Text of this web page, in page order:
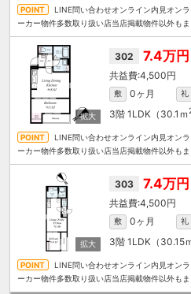
LINE問い合わせオンライン内見オン
ーカー物件多数取り扱い店当店掲載物件以外も
302 7.4万円
4,500円
敷 0ヶ月 礼
3階 1LDK（30.1ｍ
LINE問い合わせオンライン内見オン
ーカー物件多数取り扱い店当店掲載物件以外も
303 7.4万円
4,500円
敷 0ヶ月 礼
3階 1LDK（30.15
LINE問い合わせオンライン内見オン
ーカー物件多数取り扱い店当店掲載物件以外も